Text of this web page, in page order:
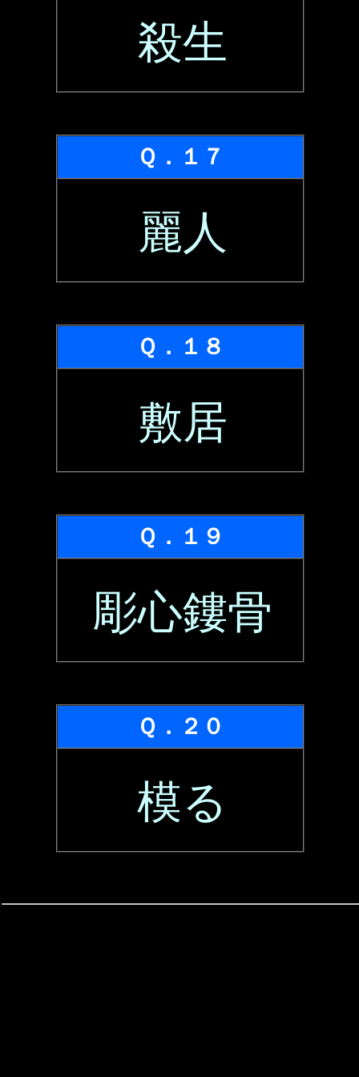
殺生
Ｑ．１７
麗人
Ｑ．１８
敷居
Ｑ．１９
彫心鏤骨
Ｑ．２０
模る